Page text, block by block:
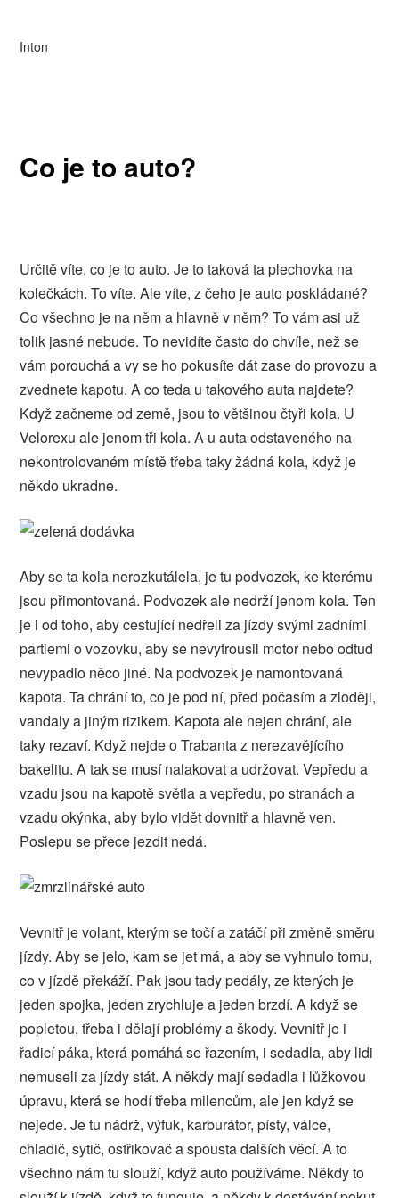
Inton
Co je to auto?
Určitě víte, co je to auto. Je to taková ta plechovka na
kolečkách. To víte. Ale víte, z čeho je auto poskládané?
Co všechno je na něm a hlavně v něm? To vám asi už
tolik jasné nebude. To nevidíte často do chvíle, než se
vám porouchá a vy se ho pokusíte dát zase do provozu a
zvednete kapotu.A co teda u takového auta najdete?
Když začneme od země, jsou to většinou čtyři kola. U
Velorexu ale jenom tři kola. A u auta odstaveného na
nekontrolovaném místě třeba taky žádná kola, když je
někdo ukradne.
Aby se ta kola nerozkutálela, je tu podvozek, ke kterému
jsou přimontovaná. Podvozek ale nedrží jenom kola. Ten
je i od toho, aby cestující nedřeli za jízdy svými zadními
partiemi o vozovku, aby se nevytrousil motor nebo odtud
nevypadlo něco jiné. Na podvozek je namontovaná
kapota. Ta chrání to, co je pod ní, před počasím a zloději,
vandaly a jiným rizikem. Kapota ale nejen chrání, ale
taky rezaví. Když nejde o Trabanta z nerezavějícího
bakelitu. A tak se musí nalakovat a udržovat.Vepředu a
vzadu jsou na kapotě světla a vepředu, po stranách a
vzadu okýnka, aby bylo vidět dovnitř a hlavně ven.
Poslepu se přece jezdit nedá.
Vevnitř je volant, kterým se točí a zatáčí při změně směru
jízdy. Aby se jelo, kam se jet má, a aby se vyhnulo tomu,
co v jízdě překáží. Pak jsou tady pedály, ze kterých je
jeden spojka, jeden zrychluje a jeden brzdí. A když se
popletou, třeba i dělají problémy a škody.Vevnitř je i
řadicí páka, která pomáhá se řazením, i sedadla, aby lidi
nemuseli za jízdy stát. A někdy mají sedadla i lůžkovou
úpravu, která se hodí třeba milencům, ale jen když se
nejede.Je tu nádrž, výfuk, karburátor, písty, válce,
chladič, sytič, ostřikovač a spousta dalších věcí.A to
všechno nám tu slouží, když auto používáme. Někdy to